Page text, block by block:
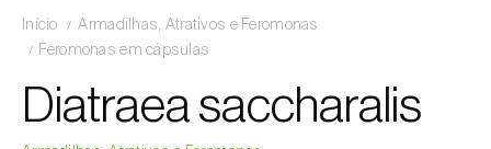
Início
Armadilhas, Atrativos e Feromonas
Feromonas em cápsulas
Diatraea saccharalis